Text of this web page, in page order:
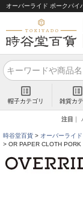
帽子カテゴリ 雑貨カ
注目
時谷堂百貨
オーバーライド
OR PAPER CLOTH PORK